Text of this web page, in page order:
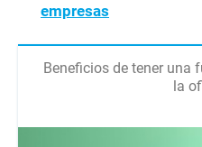
empresas
Beneficios de tener una
la